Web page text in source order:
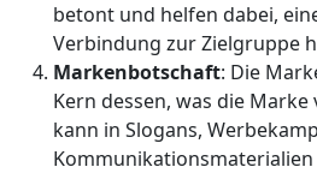
betont und helfen dabei,
Verbindung zur Zielgruppe
Markenbotschaft: Die
Kern dessen, was die
kann in Slogans,